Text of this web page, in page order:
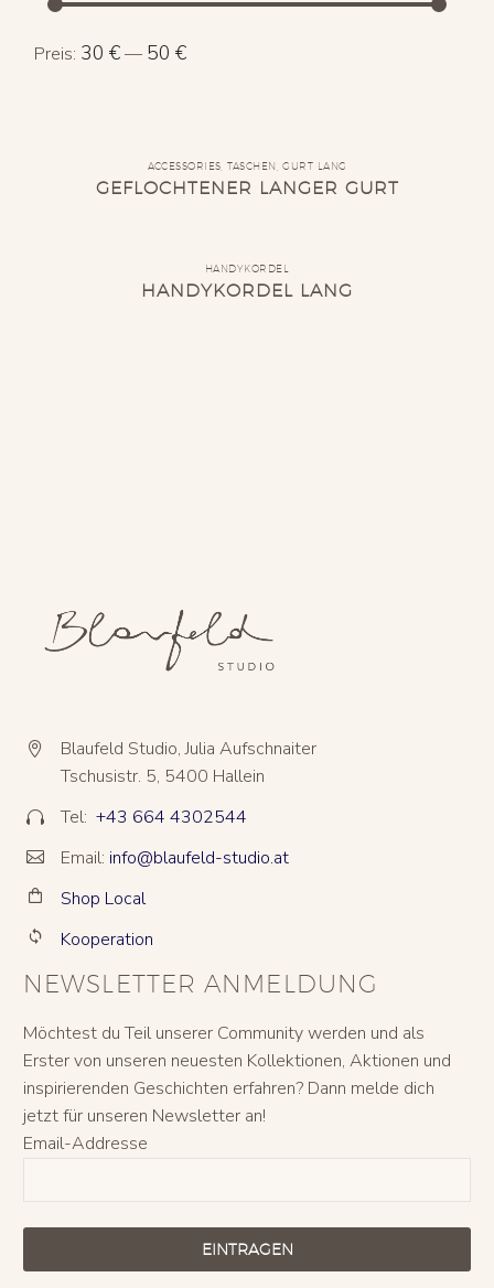
Min.
Max.
Preis: 30 €— 50 €
ACCESSORIES ,TASCHEN ,GURT LANG
GEFLOCHTENER LANGER GURT
HANDYKORDEL
HANDYKORDEL LANG


Blaufeld Studio, Julia Aufschnaiter
Tschusistr. 5, 5400 Hallein

 Tel: +43 664 4302544

 Email: info@blaufeld-studio.at

 Shop Local

 Kooperation
NEWSLETTER ANMELDUNG
Möchtest du Teil unserer Community werden und als
Erster von unseren neuesten Kollektionen, Aktionen und
inspirierenden Geschichten erfahren? Dann melde dich
jetzt für unseren Newsletter an!
Email-Addresse
EINTRAGEN